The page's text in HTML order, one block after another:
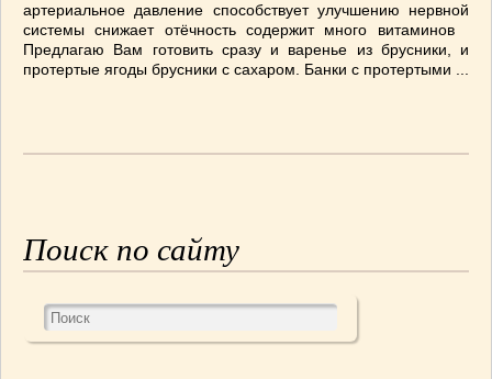
ПОСТНЫЕ БЛЮДА(52)
САЛАТИКИ
Мясные(33)
СОУСЫ(6)
Пироги(139)
Торты
артериальное давление способствует улучшению нервной
системы снижает отёчность содержит много витаминов
Предлагаю Вам готовить сразу и варенье из брусники, и
протертые ягоды брусники с сахаром. Банки с протертыми ...
Поиск по сайту